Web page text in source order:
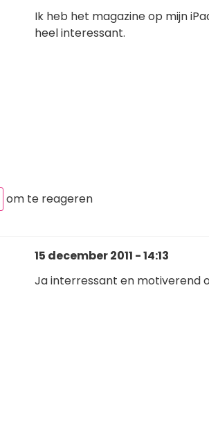
Ik heb het magazine op mijn
heel interessant.
om te reageren
15 december 2011 - 14:13
Ja interressant en motiverend